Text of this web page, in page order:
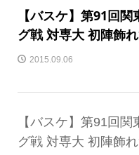
【バスケ】第91回
グ戦 対専大 初陣飾
2015.09.06
【バスケ】第91回
グ戦 対専大 初陣飾